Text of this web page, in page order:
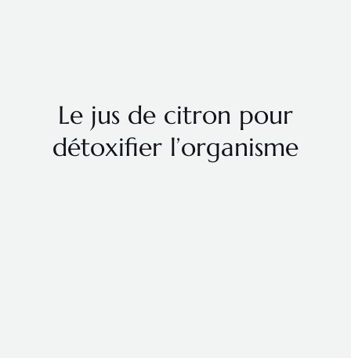
Le jus de citron pour
détoxifier l’organisme